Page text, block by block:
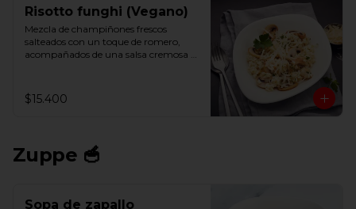
Risotto funghi (Vegano)
Mezcla de champiñones frescos
salteados con un toque de romero,
acompañados de una salsa cremosa y
$15.400
Zuppe 🥣
Sopa de zapallo